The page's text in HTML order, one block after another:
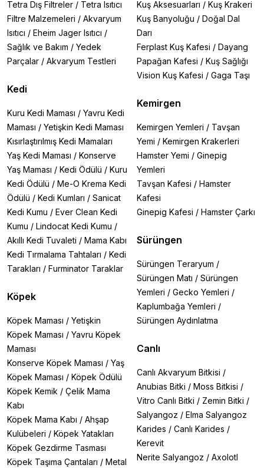
Tetra Dış Filtreler / Tetra Isıtıcı
Filtre Malzemeleri / Akvaryum
Isıtıcı / Eheim Jager Isıtıcı /
Sağlık ve Bakım / Yedek
Parçalar / Akvaryum Testleri
Kedi
Kuru Kedi Maması / Yavru Kedi
Maması / Yetişkin Kedi Maması
Kısırlaştırılmış Kedi Mamaları
Yaş Kedi Maması / Konserve
Yaş Maması / Kedi Ödülü / Kuru
Kedi Ödülü / Me-O Krema Kedi
Ödülü / Kedi Kumları / Sanicat
Kedi Kumu / Ever Clean Kedi
Kumu / Lindocat Kedi Kumu /
Akıllı Kedi Tuvaleti / Mama Kabı
Kedi Tırmalama Tahtaları / Kedi
Tarakları / Furminator Taraklar
Köpek
Köpek Maması / Yetişkin
Köpek Maması / Yavru Köpek
Maması
Konserve Köpek Maması / Yaş
Köpek Maması / Köpek Ödülü
Köpek Kemik / Çelik Mama
Kabı
Köpek Mama Kabı / Ahşap
Kulübeleri / Köpek Yatakları
Köpek Gezdirme Tasması
Köpek Taşıma Çantaları / Metal
Kuş Aksesuarları / Kuş Krakeri
Kuş Banyoluğu / Doğal Dal
Darı
Ferplast Kuş Kafesi / Dayang
Papağan Kafesi / Kuş Sağlığı
Vision Kuş Kafesi / Gaga Taşı
Kemirgen
Kemirgen Yemleri / Tavşan
Yemi / Kemirgen Krakerleri
Hamster Yemi / Ginepig
Yemleri
Tavşan Kafesi / Hamster
Kafesi
Ginepig Kafesi / Hamster Çarkı
Sürüngen
Sürüngen Teraryum /
Sürüngen Matı / Sürüngen
Yemleri / Gecko Yemleri /
Kaplumbağa Yemleri /
Sürüngen Aydınlatma
Canlı
Canlı Akvaryum Bitkisi /
Anubias Bitki / Moss Bitkisi /
Vitro Canlı Bitki / Zemin Bitki /
Salyangoz / Elma Salyangoz
Karides / Canlı Karides /
Kerevit
Nerite Salyangoz / Axolotl